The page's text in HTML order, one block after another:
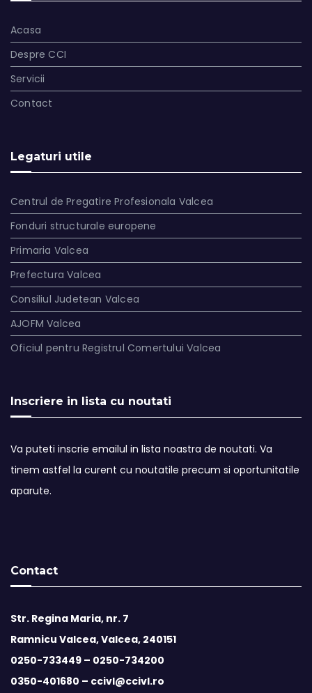
Acasa
Despre CCI
Servicii
Contact
Legaturi utile
Centrul de Pregatire Profesionala Valcea
Fonduri structurale europene
Primaria Valcea
Prefectura Valcea
Consiliul Judetean Valcea
AJOFM Valcea
Oficiul pentru Registrul Comertului Valcea
Inscriere in lista cu noutati
Va puteti inscrie emailul in lista noastra de noutati. Va
tinem astfel la curent cu noutatile precum si oportunitatile
aparute.
Contact
Str. Regina Maria, nr. 7
Ramnicu Valcea, Valcea, 240151
0250-733449 – 0250-734200
0350-401680 – ccivl@ccivl.ro